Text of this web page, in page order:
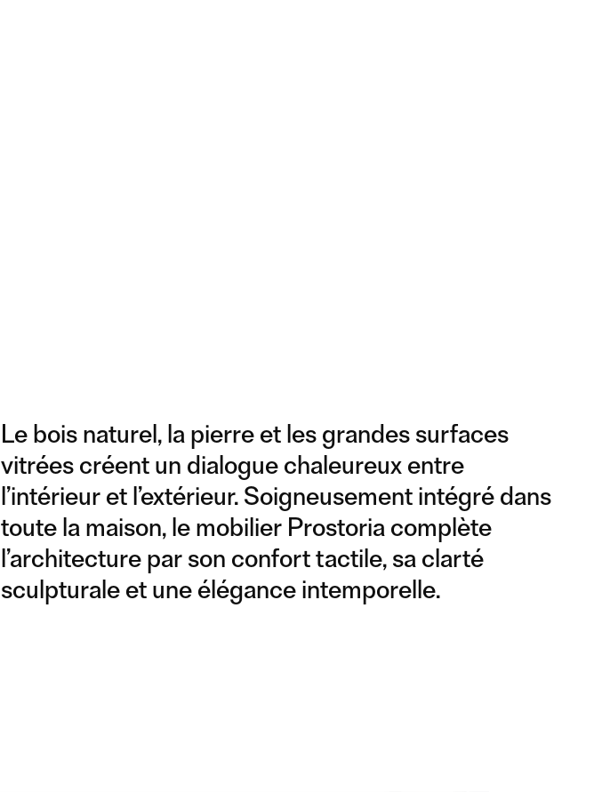
Le bois naturel, la pierre et les grandes surfaces
vitrées créent un dialogue chaleureux entre
l’intérieur et l’extérieur. Soigneusement intégré dans
toute la maison, le mobilier Prostoria complète
l’architecture par son confort tactile, sa clarté
sculpturale et une élégance intemporelle.